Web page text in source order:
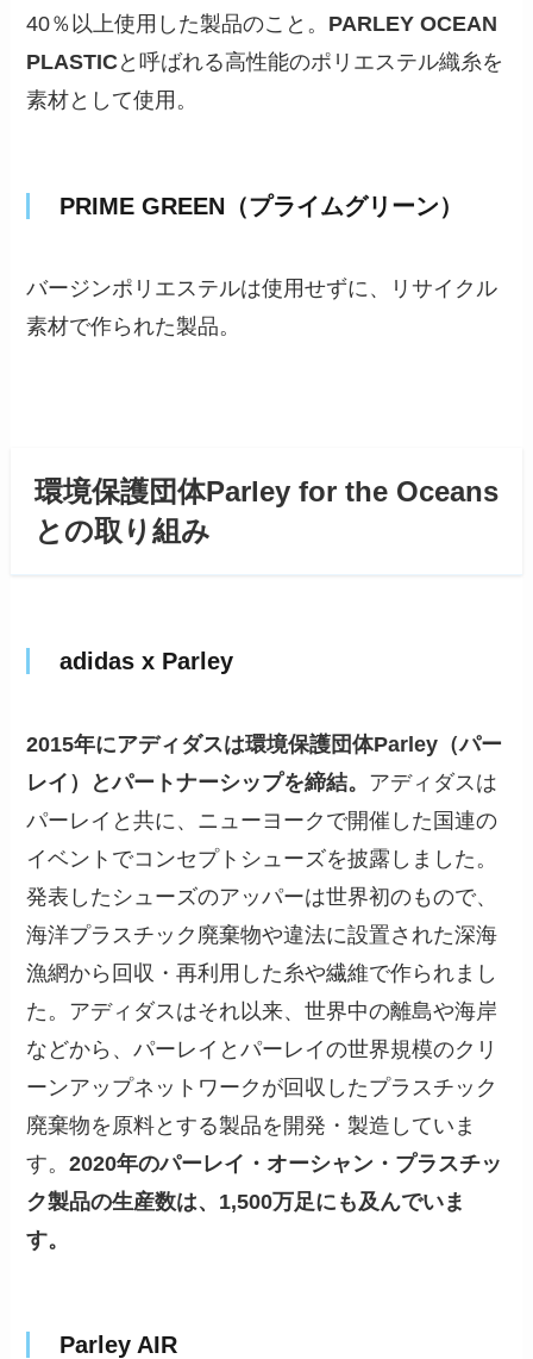
40％以上使用した製品のこと。 PARLEY OCEAN
PLASTICと呼ばれる高性能のポリエステル織糸を
素材として使用。
PRIME GREEN（プライムグリーン）
バージンポリエステルは使用せずに、リサイクル
素材で作られた製品。
環境保護団体Parley for the Oceans
との取り組み
adidas x Parley
2015年にアディダスは環境保護団体Parley（パー
レイ）とパートナーシップを締結。 アディダスは
パーレイと共に、ニューヨークで開催した国連の
イベントでコンセプトシューズを披露しました。
発表したシューズのアッパーは世界初のもので、
海洋プラスチック廃棄物や違法に設置された深海
漁網から回収・再利用した糸や繊維で作られまし
た。アディダスはそれ以来、世界中の離島や海岸
などから、パーレイとパーレイの世界規模のクリ
ーンアップネットワークが回収したプラスチック
廃棄物を原料とする製品を開発・製造していま
す。2020年のパーレイ・オーシャン・プラスチッ
ク製品の生産数は、1,500万足にも及んでいま
す。
Parley AIR